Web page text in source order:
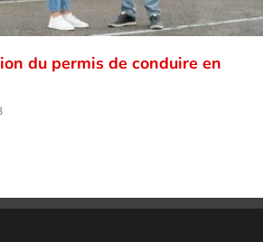
du permis de conduire en